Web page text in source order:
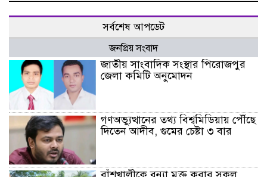
সর্বশেষ আপডেট
জনপ্রিয় সংবাদ
জাতীয় সাংবাদিক সংস্থার পিরোজপুর
জেলা কমিটি অনুমোদন
গণঅভ্যুত্থানের তথ্য বিশ্বমিডিয়ায় পৌঁছে
দিতেন আদীব, গুমের চেষ্টা ৩ বার